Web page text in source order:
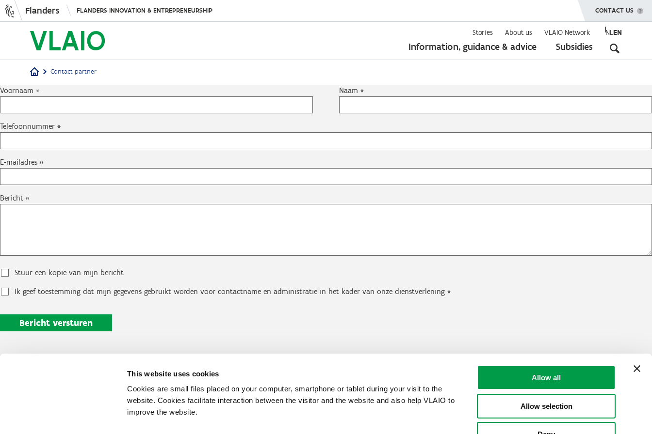
This website uses cookies
Cookies are small files placed on your computer, smartphone or tablet during your visit to the
website. Cookies facilitate interaction between the visitor and the website and also help VLAIO to
improve the website.
Allow all
Allow selection
Skip
content
Flanders FLANDERS INNOVATION & ENTREPRENEURSHIP SHOW MENU
CONTACT US
Stories About us VLAIO Network NLEN
Information, guidance & advice Subsidies
Breadcrumb
Contact partner
Voornaam Naam
Telefoonnummer
E-mailadres
Bericht
Stuur een kopie van mijn bericht
Ik geef toestemming dat mijn gegevens gebruikt worden voor contactname en administratie in het kader van onze dienstverlening *